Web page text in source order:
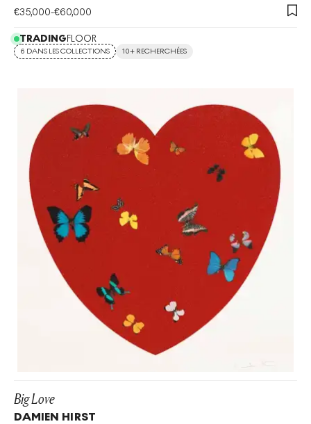
€35,000-€60,000
TRADINGFLOOR
6 DANS LES COLLECTIONS 10+ RECHERCHÉES
Big Love
DAMIEN HIRST